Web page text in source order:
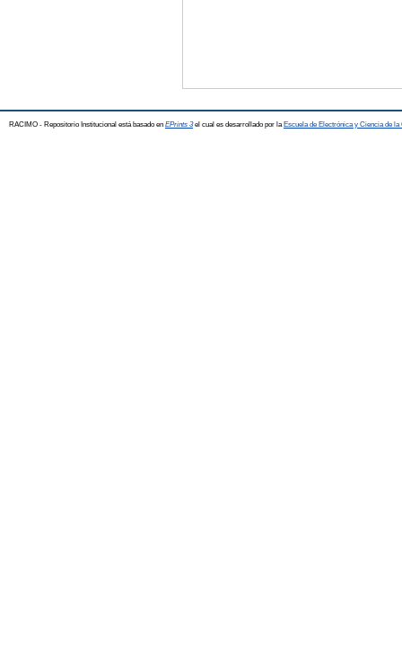
RACIMO - Repositorio Institucional está basado en EPrints 3el cual es desarrollado por la Escuela de Electrónica y Ciencia de la